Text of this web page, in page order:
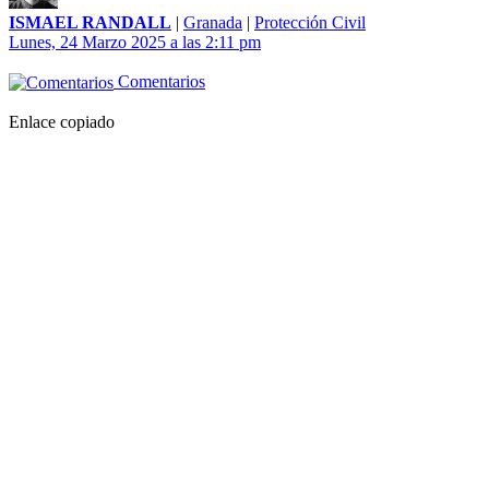
ISMAEL RANDALL | Granada | Protección Civil
Lunes, 24 Marzo 2025 a las 2:11 pm
Comentarios
Enlace copiado